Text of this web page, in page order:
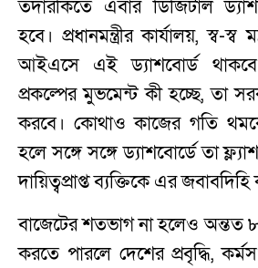
তদারকিতে এবার ডিজিটাল
হবে। প্রধানমন্ত্রীর কার্যালয়, স্ব-
আইএসে এই ড্যাশবোর্ড থাকবে।
প্রকল্পের মুভমেন্ট কী হচ্ছে, তা
করবে। কোথাও কাজের গতি
হলে সঙ্গে সঙ্গে ড্যাশবোর্ডে তা
দায়িত্বপ্রাপ্ত ব্যক্তিকে এর
বাজেটের শতভাগ না হলেও অন্তত
করতে পারলে দেশের প্রবৃদ্ধি,